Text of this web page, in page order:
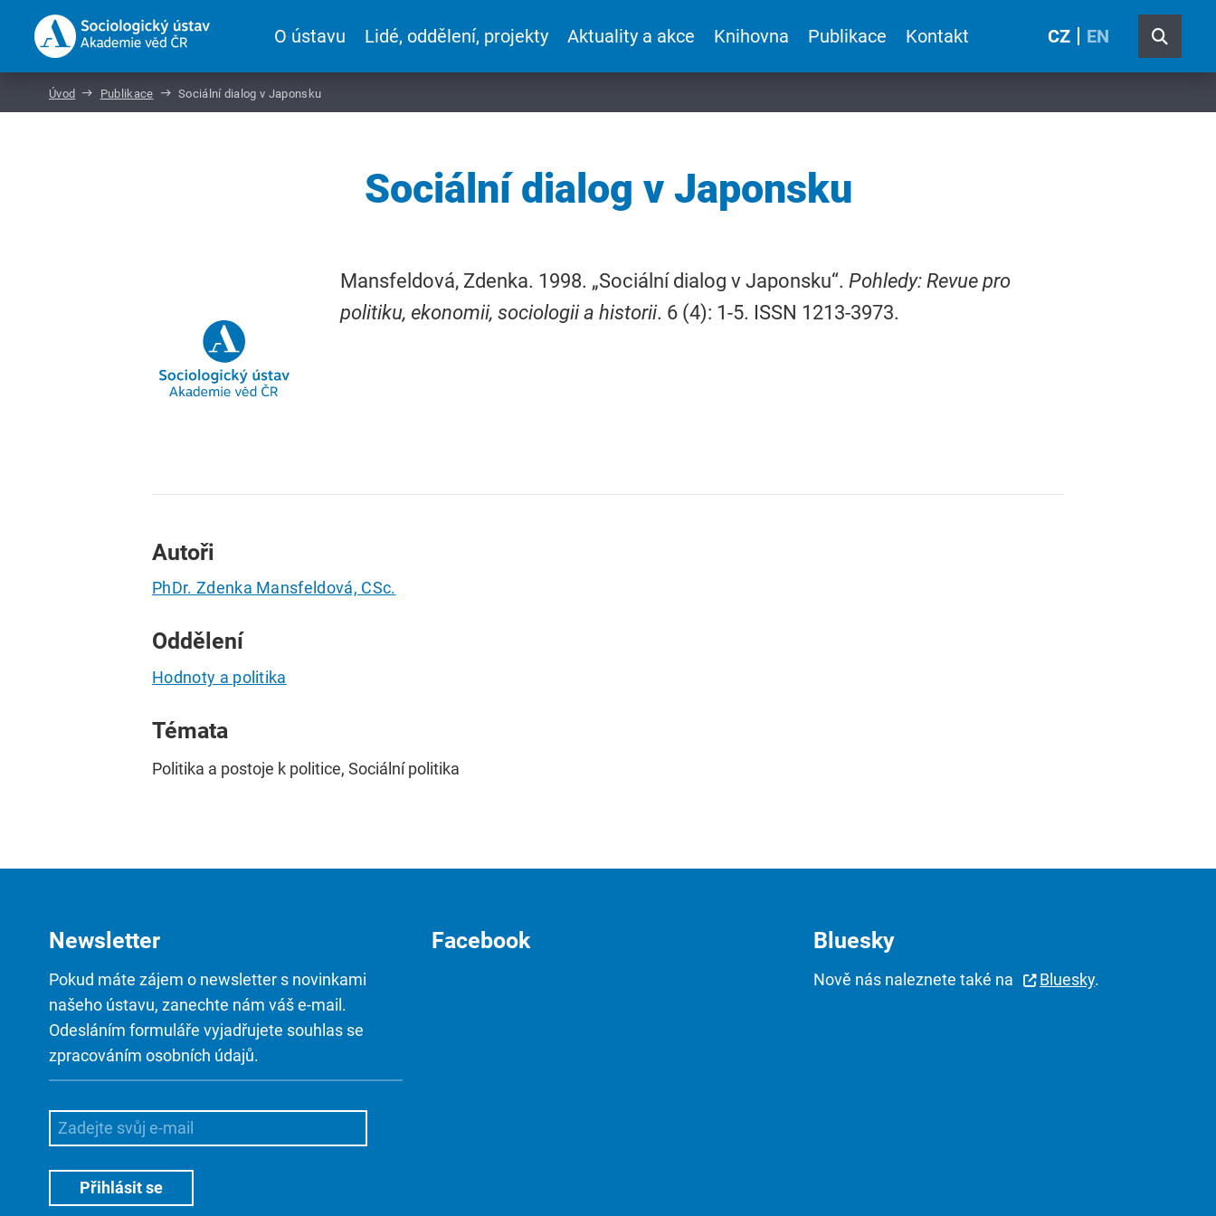
O ústavu Lidé, oddělení, projekty Aktuality a akce Knihovna Publikace Kontakt CZ EN
Úvod Publikace Sociální dialog v Japonsku
Sociální dialog v Japonsku
Mansfeldová, Zdenka. 1998. „Sociální dialog v Japonsku“. Pohledy: Revue pro
politiku, ekonomii, sociologii a historii. 6 (4): 1-5. ISSN 1213-3973.
Autoři
PhDr. Zdenka Mansfeldová, CSc.
Oddělení
Hodnoty a politika
Témata
Politika a postoje k politice, Sociální politika
Newsletter
Pokud máte zájem o newsletter s novinkami
našeho ústavu, zanechte nám váš e-mail.
Odesláním formuláře vyjadřujete souhlas se
zpracováním osobních údajů.
Facebook Bluesky
Nově nás naleznete také na Bluesky.